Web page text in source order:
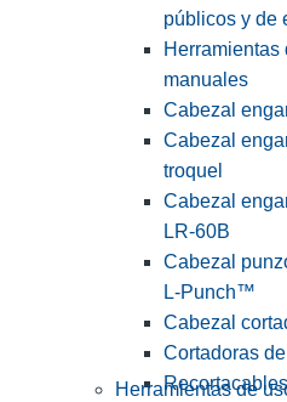
públicos y de
manuales
Cabezal
Cabezal
troquel
Cabezal
LR-60B
Cabezal
L-Punch™
Cabezal
Cortadoras
Recortacables
Herramientas de